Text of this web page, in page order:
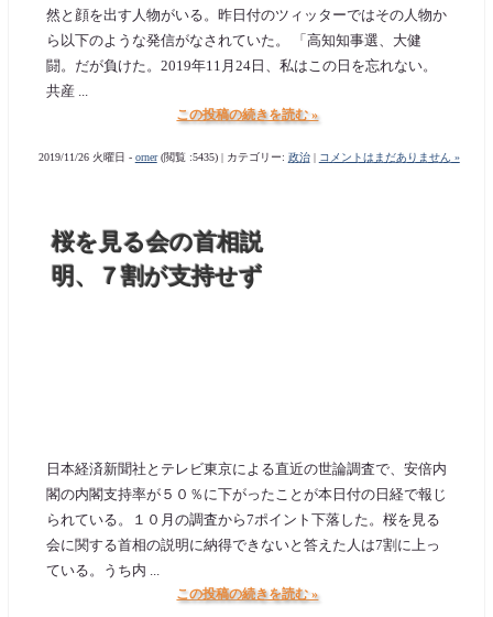
然と顔を出す人物がいる。昨日付のツィッターではその人物か
ら以下のような発信がなされていた。 「高知知事選、大健
闘。だが負けた。2019年11月24日、私はこの日を忘れない。
共産 ...
この投稿の続きを読む »
2019/11/26 火曜日 - orner(閲覧 :5435) | カテゴリー: 政治| コメントはまだありません »
桜を見る会の首相説
明、７割が支持せず
日本経済新聞社とテレビ東京による直近の世論調査で、安倍内
閣の内閣支持率が５０％に下がったことが本日付の日経で報じ
られている。１０月の調査から7ポイント下落した。桜を見る
会に関する首相の説明に納得できないと答えた人は7割に上っ
ている。うち内 ...
この投稿の続きを読む »